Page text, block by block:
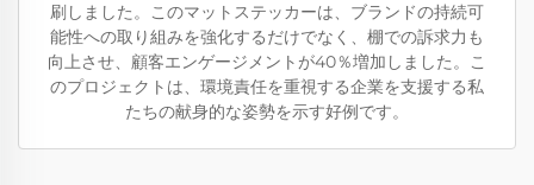
刷しました。このマットステッカーは、ブランドの持続可
能性への取り組みを強化するだけでなく、棚での訴求力も
向上させ、顧客エンゲージメントが40％増加しました。こ
のプロジェクトは、環境責任を重視する企業を支援する私
たちの献身的な姿勢を示す好例です。